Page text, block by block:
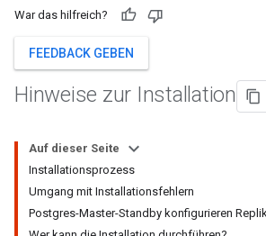
War das hilfreich?
FEEDBACK GEBEN
Hinweise zur Installation
Auf dieser Seite
Installationsprozess
Umgang mit Installationsfehlern
Postgres-Master-Standby konfigurieren